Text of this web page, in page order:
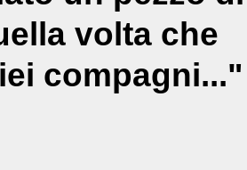
volta che
compagni..."